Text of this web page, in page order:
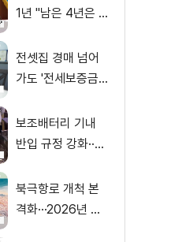
1년 "남은 4년은 8
전셋집 경매 넘어
가도 '전세보증금'
보조배터리 기내
반입 규정 강화··
북극항로 개척 본
격화···2026년 해